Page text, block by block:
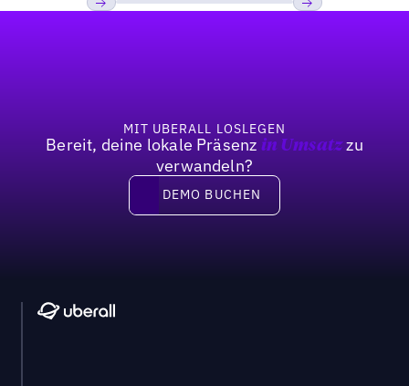
MIT UBERALL LOSLEGEN
Bereit, deine lokale Präsenz in Umsatzzu
verwandeln?
DEMO BUCHEN
DEMO BUCHEN